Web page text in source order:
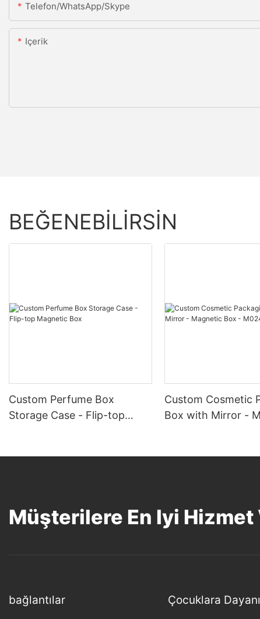
Telefon/WhatsApp/Skype
Içerik
BEĞENEBILIRSIN
Custom Perfume Box
Storage Case - Flip-top
Custom Cosmetic
Box with Mirror -
Müşterilere En Iyi
bağlantılar Çocuklara